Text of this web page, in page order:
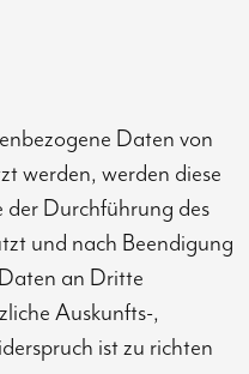
Daten von
werden, werden diese
der Durchführung des
und nach Beendigung
an Dritte
Auskunfts-,
ist zu richten